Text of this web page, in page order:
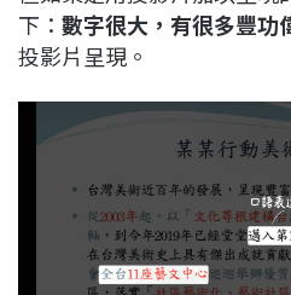
下： 數字很大，有很多豐功
投影片呈現。